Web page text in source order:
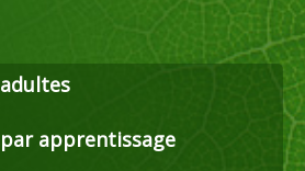
Aménagement paysager
apprentissage